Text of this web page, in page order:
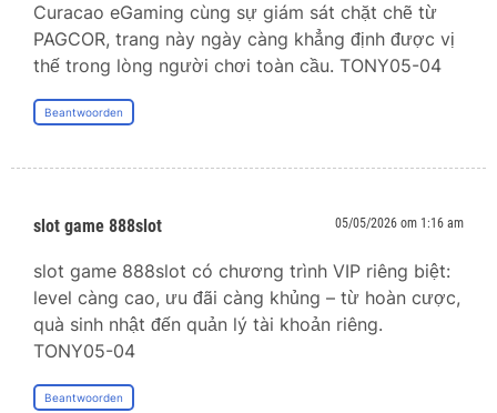
Curacao eGaming cùng sự giám sát chặt chẽ từ
PAGCOR, trang này ngày càng khẳng định được vị
thế trong lòng người chơi toàn cầu. TONY05-04
Beantwoorden
slot game 888slot 05/05/2026 om 1:16 am
slot game 888slot có chương trình VIP riêng biệt:
level càng cao, ưu đãi càng khủng – từ hoàn cược,
quà sinh nhật đến quản lý tài khoản riêng.
TONY05-04
Beantwoorden